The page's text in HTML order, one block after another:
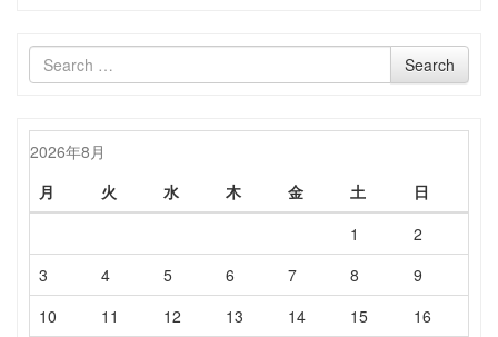
Search
for
Search
2026年8月
月
火 水 木 金 土
日
1
2
3
4 5 6 7 8
9
10
11 12 13 14 15
16